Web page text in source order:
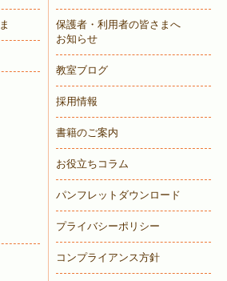
保護者・利用者の皆さまへ
お知らせ
教室ブログ
採用情報
書籍のご案内
お役立ちコラム
パンフレットダウンロード
プライバシーポリシー
コンプライアンス方針